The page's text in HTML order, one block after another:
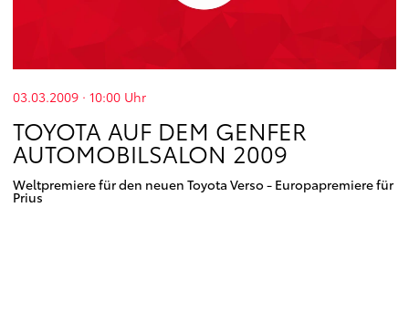
03.03.2009 · 10:00 Uhr
TOYOTA AUF DEM GENFER
AUTOMOBILSALON 2009
Weltpremiere für den neuen Toyota Verso - Europapremiere für
Prius